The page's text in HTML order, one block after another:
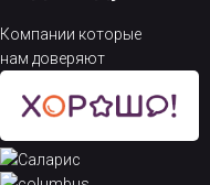
Компании которые
нам доверяют